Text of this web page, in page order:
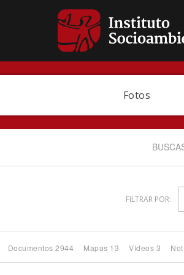
Fotos
FILTRAR POR:
Documentos 2944 Mapas 13 Vídeos 3